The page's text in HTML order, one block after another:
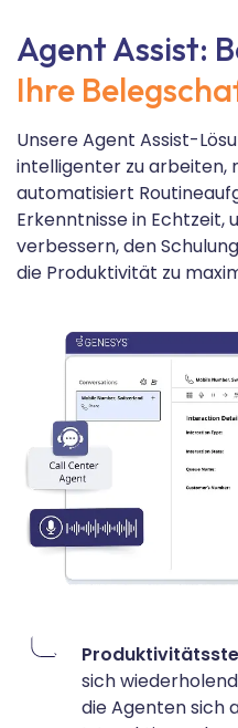
Agent Assist:
Ihre
Unsere Agent Assist-
intelligenter zu arbeiten,
automatisiert
Erkenntnisse in Echtzeit,
verbessern, den
die Produktivität zu
sich
die Agenten sich